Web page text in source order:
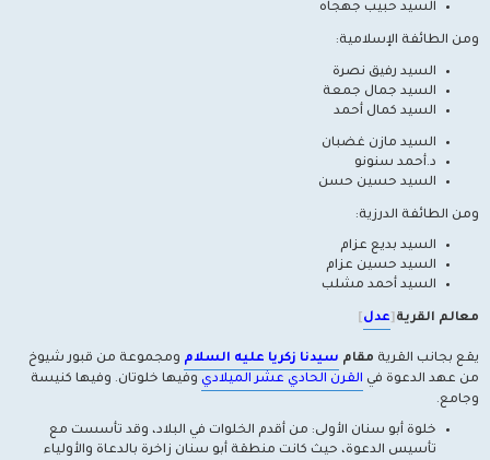
السيد حبيب جهجاه
ومن الطائفة الإسلامية:
السيد رفيق نصرة
السيد جمال جمعة
السيد كمال أحمد
السيد مازن غضبان
د.أحمد سنونو
السيد حسين حسن
ومن الطائفة الدرزية:
السيد بديع عزام
السيد حسين عزام
السيد أحمد مشلب
معالم القرية [عدل]
يقع بجانب القرية مقام سيدنا زكريا عليه السلام ومجموعة من قبور شيوخ
من عهد الدعوة في القرن الحادي عشر الميلادي وفيها خلوتان. وفيها كنيسة
وجامع.
خلوة أبو سنان الأولى: من أقدم الخلوات في البلاد، وقد تأسست مع
تأسيس الدعوة، حيث كانت منطقة أبو سنان زاخرة بالدعاة والأولياء